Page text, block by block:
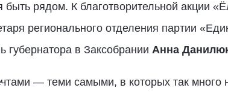
рядом. К благотворительной акции
регионального отделения партии
губернатора в Заксобрании Анна
— теми самыми, в которых так